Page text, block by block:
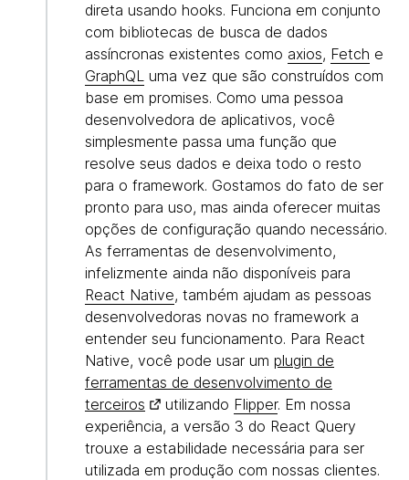
direta usando hooks. Funciona em conjunto
com bibliotecas de busca de dados
assíncronas existentes como axios, Fetch e
GraphQL uma vez que são construídos com
base em promises. Como uma pessoa
desenvolvedora de aplicativos, você
simplesmente passa uma função que
resolve seus dados e deixa todo o resto
para o framework. Gostamos do fato de ser
pronto para uso, mas ainda oferecer muitas
opções de configuração quando necessário.
As ferramentas de desenvolvimento,
infelizmente ainda não disponíveis para
React Native, também ajudam as pessoas
desenvolvedoras novas no framework a
entender seu funcionamento. Para React
Native, você pode usar um plugin de
ferramentas de desenvolvimento de
terceiros
utilizando Flipper. Em nossa
experiência, a versão 3 do React Query
trouxe a estabilidade necessária para ser
utilizada em produção com nossas clientes.